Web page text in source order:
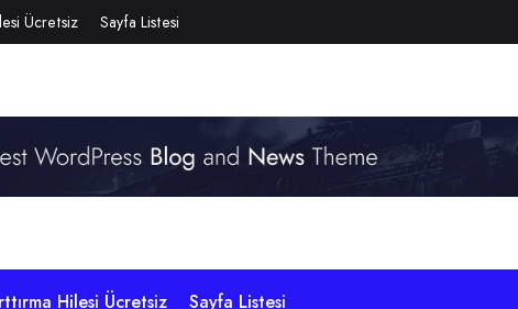
Ücretsiz Sayfa Listesi
Hilesi Ücretsiz Sayfa Listesi